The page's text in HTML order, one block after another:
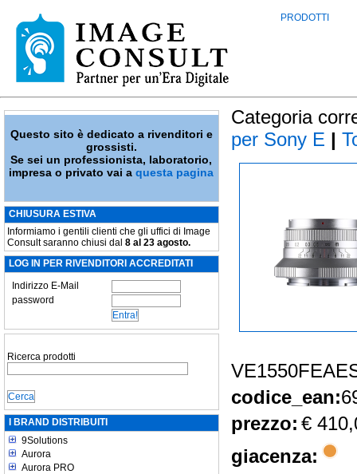
PRODOTTI
Questo sito è dedicato a rivenditori e
grossisti.
Se sei un professionista, laboratorio,
impresa o privato vai aquesta pagina
CHIUSURA ESTIVA
Informiamo i gentili clienti che gli uffici di Image
Consult saranno chiusi dal 8 al 23 agosto.
LOG IN PER RIVENDITORI ACCREDITATI
Indirizzo E-Mail
password
Ricerca prodotti
I BRAND DISTRIBUITI
9Solutions
Aurora
Aurora PRO
Categoria
per Sony E |
codice_ean:
prezzo: €
giacenza: